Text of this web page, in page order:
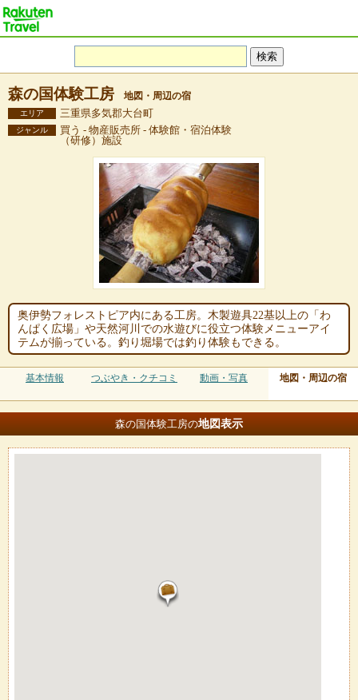
森の国体験工房 地図・周辺の宿
エリア 三重県多気郡大台町
ジャンル
買う - 物産販売所 - 体験館・宿泊体験
（研修）施設
奥伊勢フォレストピア内にある工房。木製遊具22基以上の「わ
んぱく広場」や天然河川での水遊びに役立つ体験メニューアイ
テムが揃っている。釣り堀場では釣り体験もできる。
基本情報 つぶやき・クチコミ 動画・写真 地図・周辺の宿
森の国体験工房の地図表示